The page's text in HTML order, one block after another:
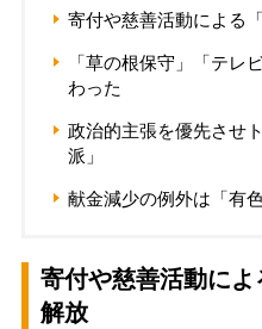
寄付や慈善活動による
「草の根保守」「テレ
わった
政治的主張を優先させ
派」
献金減少の例外は「有
寄付や慈善活動に
解放